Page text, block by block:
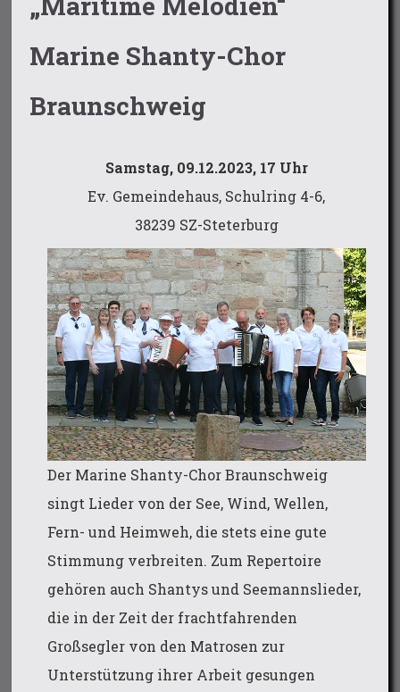
Marine Shanty-Chor
Braunschweig
Samstag, 09.12.2023, 17 Uhr
Ev. Gemeindehaus, Schulring 4-6,
38239 SZ-Steterburg
Der Marine Shanty-Chor Braunschweig
singt Lieder von der See, Wind, Wellen,
Fern- und Heimweh, die stets eine gute
Stimmung verbreiten. Zum Repertoire
gehören auch Shantys und Seemannslieder,
die in der Zeit der frachtfahrenden
Großsegler von den Matrosen zur
Unterstützung ihrer Arbeit gesungen